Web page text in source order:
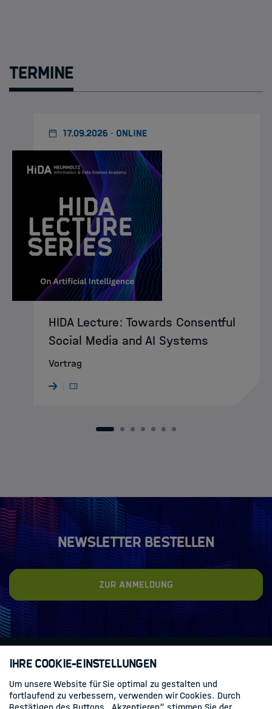
Termine
17.09.2026 · ONLINE
HIDA Lecture: Towards Consentful
Social Media and AI Systems
Vortrag
1 2 3 4 5 6 7
Newsletter bestellen
Zur Anmeldung
Ihre Cookie-Einstellungen
Um unsere Website für Sie optimal zu gestalten und
fortlaufend zu verbessern, verwenden wir Cookies. Durch